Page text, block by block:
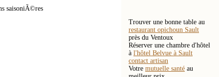
saisoniÃ©res
Trouver une bonne table au
restaurant opichoun Sault
près du Ventoux
Réserver une chambre d'hôtel
à l'hôtel Belvue à Sault
contact artisan
Votre mutuelle santé au